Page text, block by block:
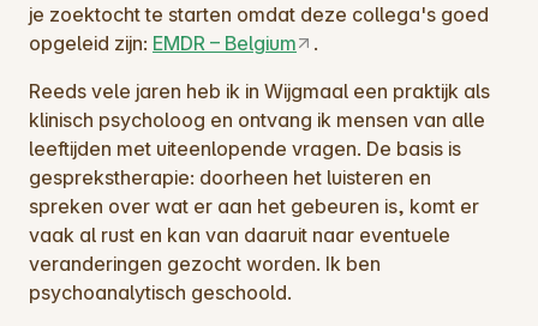
je zoektocht te starten omdat deze collega's goed
opgeleid zijn: EMDR – Belgium
.
Reeds vele jaren heb ik in Wijgmaal een praktijk als
klinisch psycholoog en ontvang ik mensen van alle
leeftijden met uiteenlopende vragen. De basis is
gesprekstherapie: doorheen het luisteren en
spreken over wat er aan het gebeuren is, komt er
vaak al rust en kan van daaruit naar eventuele
veranderingen gezocht worden. Ik ben
psychoanalytisch geschoold.